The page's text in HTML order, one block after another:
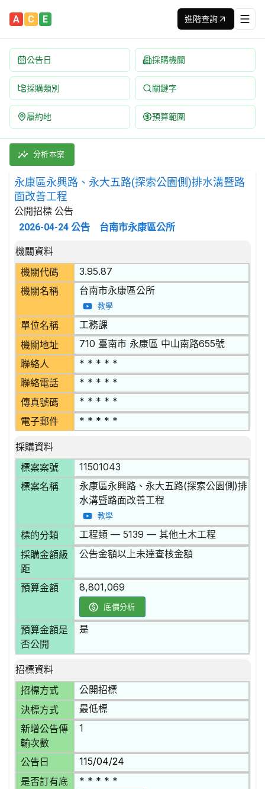
A C E 進階查詢
公告日 採購機關
採購類別 關鍵字
履約地 預算範圍
永康區永興路、永大五路(探索公園側)排水溝暨路面改善工
採購類別：工程類 其他土木工程 | 招標方式：公開招標 |
分析本案
永康區永興路、永大五路(探索公園側)排水溝暨路
面改善工程
公開招標 公告
2026-04-24 公告 台南市永康區公所
招標公告詳細內容
機關資料
機關代碼
3.95.87
機關名稱 台南市永康區公所
教學
單位名稱 工務課
機關地址 710 臺南市 永康區 中山南路655號
聯絡人 * * * * *
聯絡電話 * * * * *
傳真號碼 * * * * *
電子郵件 * * * * *
採購資料
標案案號
11501043
標案名稱
永康區永興路、永大五路(探索公園側)排
水溝暨路面改善工程
教學
標的分類 工程類 — 5139 — 其他土木工程
採購金額級
距
公告金額以上未達查核金額
預算金額 8,801,069
底價分析
預算金額是
否公開
是
招標資料
招標方式
公開招標
決標方式 最低標
新增公告傳
輸次數
1
公告日 115/04/24
是否訂有底
* * * * *